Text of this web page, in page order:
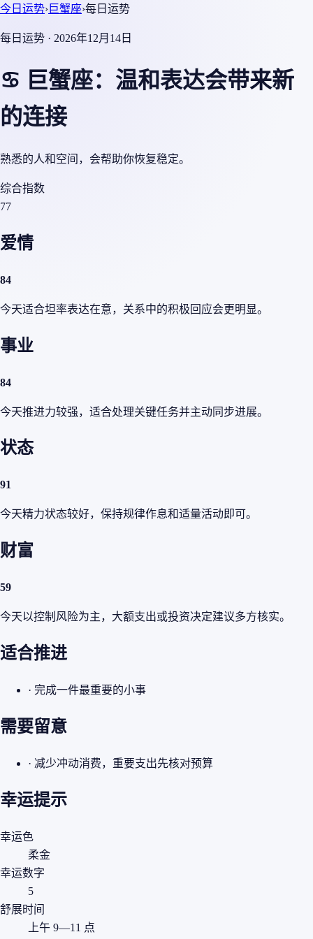
今日运势›巨蟹座›每日运势
每日运势 · 2026年12月14日
♋ 巨蟹座：温和表达会带来新
的连接
熟悉的人和空间，会帮助你恢复稳定。
综合指数
77
爱情
84
今天适合坦率表达在意，关系中的积极回应会更明显。
事业
84
今天推进力较强，适合处理关键任务并主动同步进展。
状态
91
今天精力状态较好，保持规律作息和适量活动即可。
财富
59
今天以控制风险为主，大额支出或投资决定建议多方核实。
适合推进
· 完成一件最重要的小事
需要留意
· 减少冲动消费，重要支出先核对预算
幸运提示
幸运色
柔金
幸运数字
5
舒展时间
上午 9—11 点